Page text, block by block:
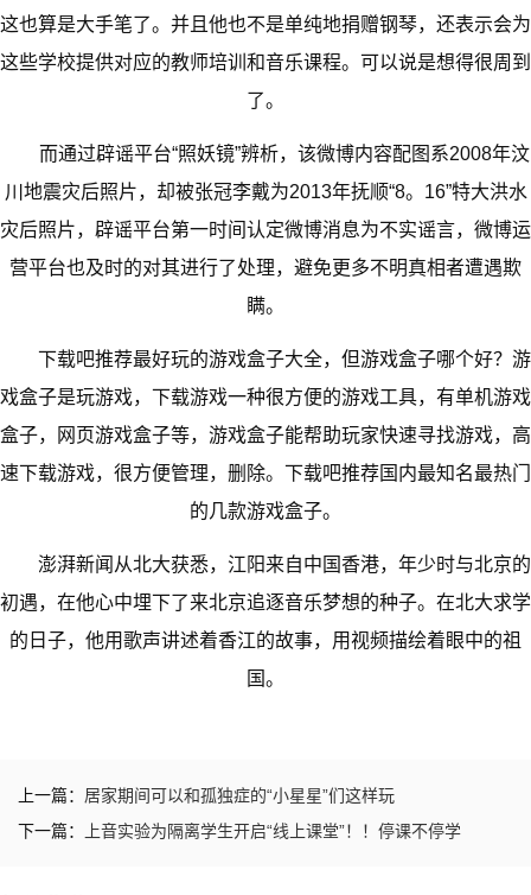
这也算是大手笔了。并且他也不是单纯地捐赠钢琴，还表示会为
这些学校提供对应的教师培训和音乐课程。可以说是想得很周到
了。
而通过辟谣平台“照妖镜”辨析，该微博内容配图系2008年汶
川地震灾后照片，却被张冠李戴为2013年抚顺“8。16”特大洪水
灾后照片，辟谣平台第一时间认定微博消息为不实谣言，微博运
营平台也及时的对其进行了处理，避免更多不明真相者遭遇欺
瞒。
下载吧推荐最好玩的游戏盒子大全，但游戏盒子哪个好？游
戏盒子是玩游戏，下载游戏一种很方便的游戏工具，有单机游戏
盒子，网页游戏盒子等，游戏盒子能帮助玩家快速寻找游戏，高
速下载游戏，很方便管理，删除。下载吧推荐国内最知名最热门
的几款游戏盒子。
澎湃新闻从北大获悉，江阳来自中国香港，年少时与北京的
初遇，在他心中埋下了来北京追逐音乐梦想的种子。在北大求学
的日子，他用歌声讲述着香江的故事，用视频描绘着眼中的祖
国。
上一篇： 居家期间可以和孤独症的“小星星”们这样玩
下一篇：
上音实验为隔离学生开启“线上课堂”！！停课不停学